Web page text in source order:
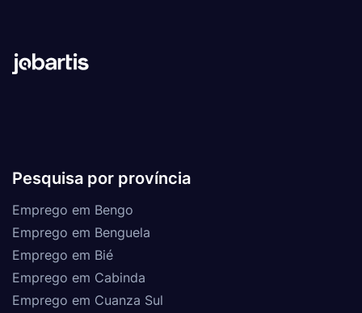
Pesquisa por província
Emprego em Bengo
Emprego em Benguela
Emprego em Bié
Emprego em Cabinda
Emprego em Cuanza Sul